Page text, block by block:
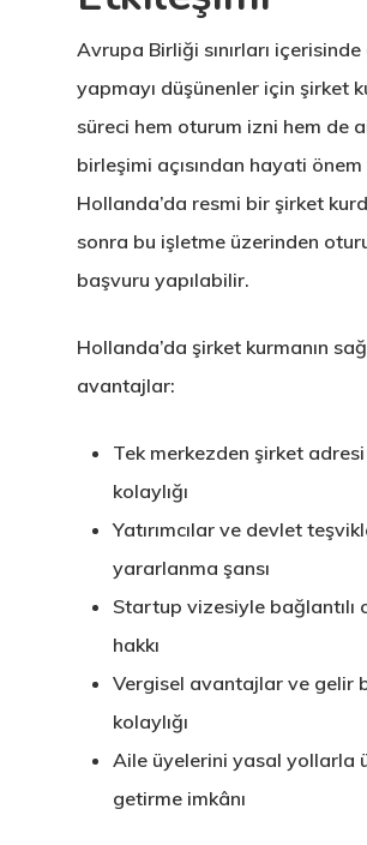
Avrupa Birliği sınırları
yapmayı düşünenler için şirket
süreci hem oturum izni hem de
birleşimi açısından hayati önem
Hollanda’da resmi bir şirket
sonra bu işletme üzerinden
başvuru yapılabilir.
Hollanda’da şirket kurmanın
avantajlar:
Tek merkezden şirket
kolaylığı
Yatırımcılar ve devlet
yararlanma şansı
Startup vizesiyle bağlantılı
hakkı
Vergisel avantajlar ve gelir
kolaylığı
Aile üyelerini yasal yollarla
getirme imkânı